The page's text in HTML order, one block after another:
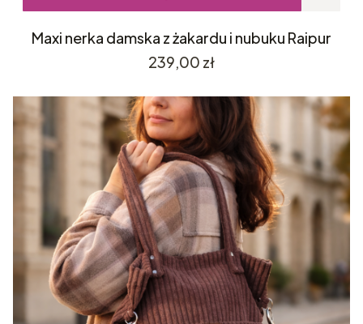
Maxi nerka damska z żakardu i nubuku Raipur
Cena
239,00 zł